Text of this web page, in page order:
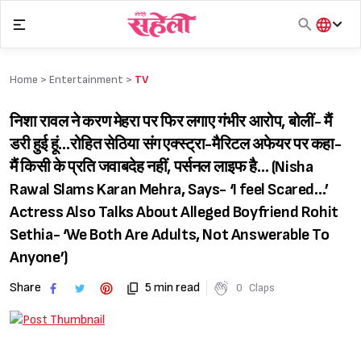
content
हिंदी
Home > Entertainment > TV
निशा रावल ने करण मेहरा पर फिर लगाए गंभीर आरोप, बोलीं- मैं
डरी हुई हूं…रोहित सेठिया संग एक्स्ट्रा-मैरिटल अफेयर पर कहा-
मैं किसी के प्रति जवाबदेह नहीं, पर्सनल लाइफ है… (Nisha
Rawal Slams Karan Mehra, Says- ‘I feel Scared…’
Actress Also Talks About Alleged Boyfriend Rohit
Sethia- ‘We Both Are Adults, Not Answerable To
Anyone’)
Share 5 min read 0 Claps